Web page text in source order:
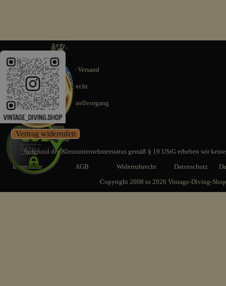
Schnellstmöglicher Versand
14 Tage Rückgaberecht
SSL gesicherter Bestellvorgang
Vertrag widerrufen
Aufgrund des Kleinunternehmerstatus gemäß § 19 UStG erheben wir
Impressum AGB Widerrufsrecht Datenschutz
Copyright 2008 to 2026 Vintage-Diving-